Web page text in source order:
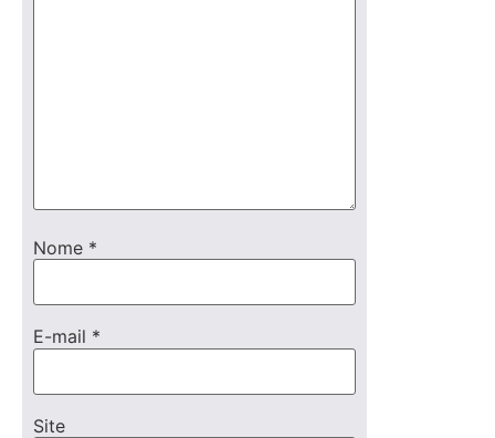
Nome *
E-mail *
Site